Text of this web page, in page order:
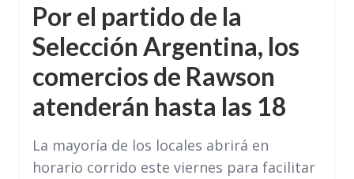
Por el partido de la
Selección Argentina, los
comercios de Rawson
atenderán hasta las 18
La mayoría de los locales abrirá en
horario corrido este viernes para facilitar